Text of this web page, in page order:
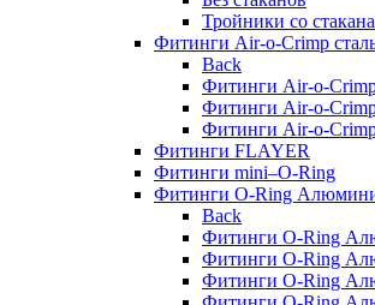
Тройники со
Фитинги Air-o-Crimp
Back
Фитинги Air-o-
Фитинги Air-o-
Фитинги Air-o-
Фитинги FLAYER
Фитинги mini–O-Ring
Фитинги O-Ring
Back
Фитинги O-Ring
Фитинги O-Ring
Фитинги O-Ring